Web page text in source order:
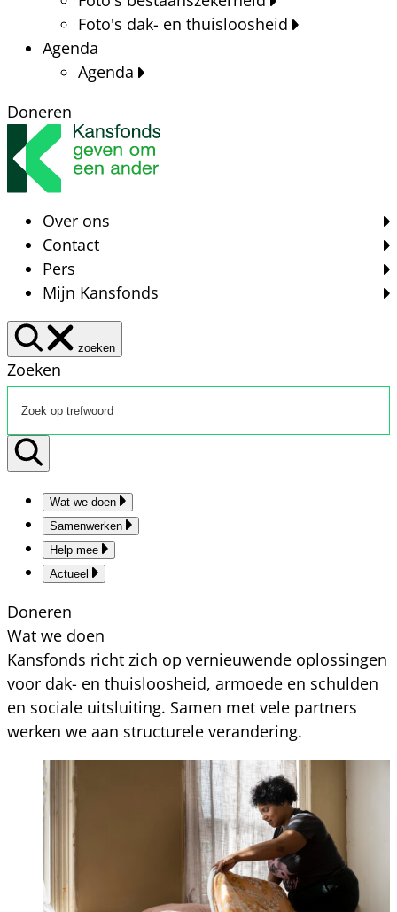
Foto's dak- en thuisloosheid
Agenda
Agenda
Doneren
Over ons
Contact
Pers
Mijn Kansfonds
zoeken
Zoeken
Wat we doen
Samenwerken
Help mee
Actueel
Doneren
Wat we doen
Kansfonds richt zich op vernieuwende oplossingen
voor dak- en thuisloosheid, armoede en schulden
en sociale uitsluiting. Samen met vele partners
werken we aan structurele verandering.